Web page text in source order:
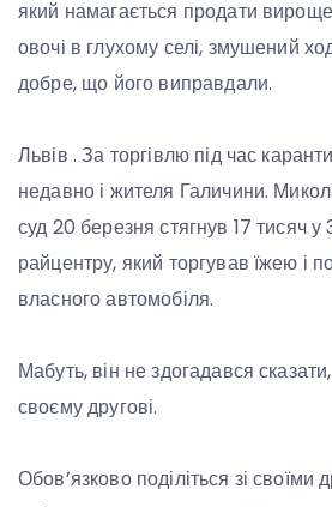
який намагається продати
овочі в глухому селі, змушений
добре, що його виправдали.
Львів . За торгівлю під час
недавно і жителя Галичини.
суд 20 березня стягнув 17 тисяч
райцентру, який торгував їжею і
власного автомобіля.
Мабуть, він не здогадався
своєму другові.
Обов’язково поділіться зі своїми